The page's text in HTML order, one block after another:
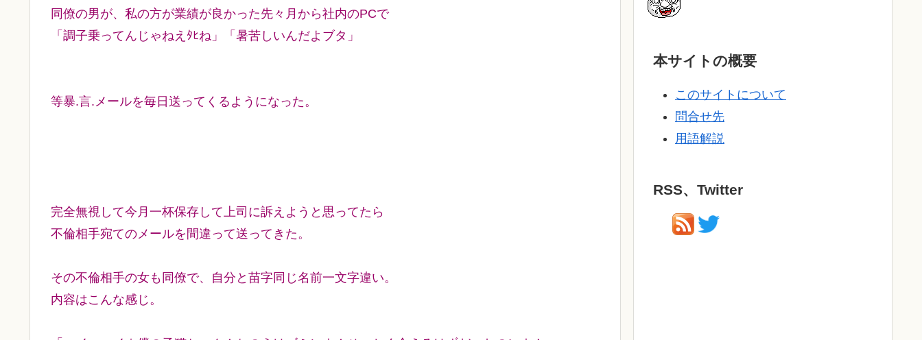
同僚の男が、私の方が業績が良かった先々月から社内のPCで
「調子乗ってんじゃねえﾀﾋね」「暑苦しいんだよブタ」
等暴.言.メールを毎日送ってくるようになった。
完全無視して今月一杯保存して上司に訴えようと思ってたら
不倫相手宛てのメールを間違って送ってきた。
その不倫相手の女も同僚で、自分と苗字同じ名前一文字違い。
内容はこんな感じ。
本サイトの概要
このサイトについて
問合せ先
用語解説
RSS、Twitter